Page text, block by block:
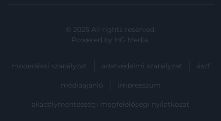
© 2025 All rights reserved.
Powered by HG Media.
moderálási szabályzat adatvédelmi szabályzat ászf
médiaajánló impresszum
akadálymentességi megfelelőségi nyilatkozat